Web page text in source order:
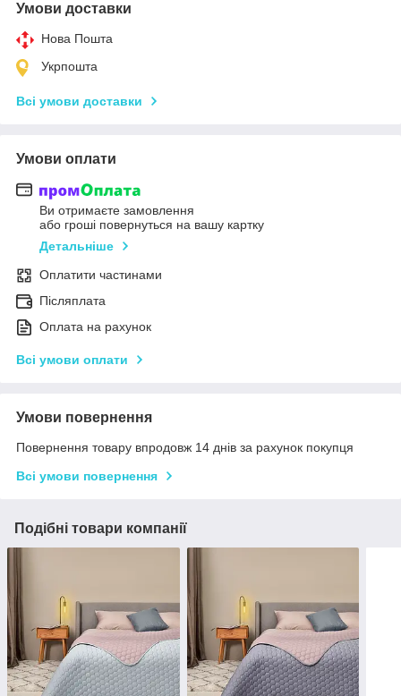
Умови доставки
Нова Пошта
Укрпошта
Всі умови доставки
Умови оплати
Ви отримаєте замовлення
або гроші повернуться на вашу картку
Детальніше
Оплатити частинами
Післяплата
Оплата на рахунок
Всі умови оплати
Умови повернення
Повернення товару впродовж 14 днів за рахунок покупця
Всі умови повернення
Подібні товари компанії